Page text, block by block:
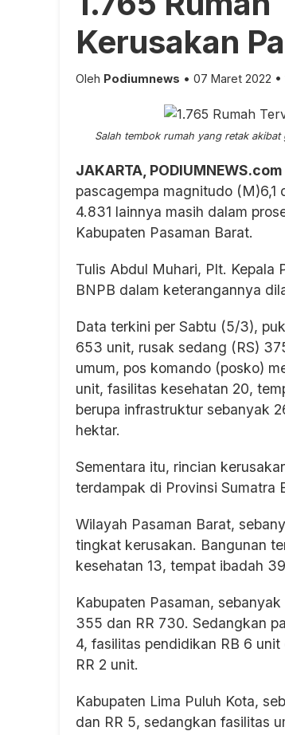
Kerusakan
Oleh Podiumnews • 07 Maret 2022 •
Salah tembok rumah yang retak
JAKARTA, PODIUMNEWS.com
pascagempa magnitudo (M)6,1
4.831 lainnya masih dalam
Kabupaten Pasaman Barat.
Tulis Abdul Muhari, Plt. Kepala
BNPB dalam keterangannya
Data terkini per Sabtu (5/3),
653 unit, rusak sedang (RS)
umum, pos komando (posko)
unit, fasilitas kesehatan 20,
berupa infrastruktur sebanyak
hektar.
Sementara itu, rincian
terdampak di Provinsi Sumatra
Wilayah Pasaman Barat,
tingkat kerusakan. Bangunan
kesehatan 13, tempat ibadah
Kabupaten Pasaman,
355 dan RR 730. Sedangkan
4, fasilitas pendidikan RB 6
RR 2 unit.
Kabupaten Lima Puluh Kota,
dan RR 5, sedangkan fasilitas